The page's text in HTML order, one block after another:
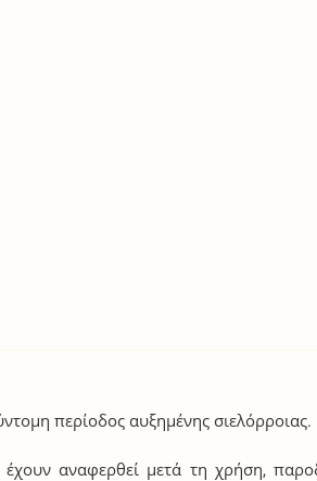
περίοδος αυξημένης σιελόρροιας.
αναφερθεί μετά τη χρήση,